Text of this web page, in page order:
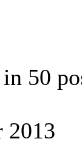
in 50
2013